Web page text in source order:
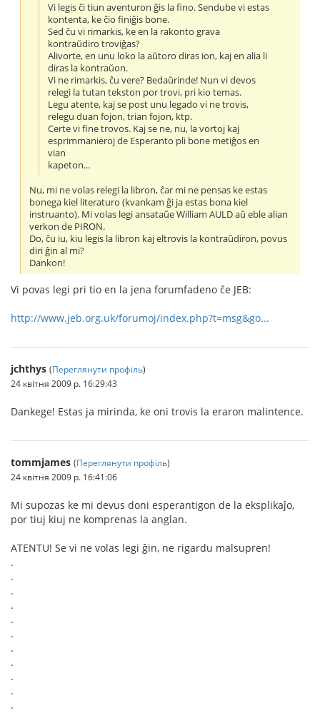
Vi legis ĉi tiun aventuron ĝis la fino. Sendube vi estas
kontenta, ke ĉio finiĝis bone.
Sed ĉu vi rimarkis, ke en la rakonto grava
kontraŭdiro troviĝas?
Alivorte, en unu loko la aŭtoro diras ion, kaj en alia li
diras la kontraŭon.
Vi ne rimarkis, ĉu vere? Bedaŭrinde! Nun vi devos
relegi la tutan tekston por trovi, pri kio temas.
Legu atente, kaj se post unu legado vi ne trovis,
relegu duan fojon, trian fojon, ktp.
Certe vi fine trovos. Kaj se ne, nu, la vortoj kaj
esprimmanieroj de Esperanto pli bone metiĝos en
vian
kapeton...
Nu, mi ne volas relegi la libron, ĉar mi ne pensas ke estas
bonega kiel literaturo (kvankam ĝi ja estas bona kiel
instruanto). Mi volas legi ansataŭe William AULD aŭ eble alian
verkon de PIRON.
Do, ĉu iu, kiu legis la libron kaj eltrovis la kontraŭdiron, povus
diri ĝin al mi?
Dankon!
Vi povas legi pri tio en la jena forumfadeno ĉe JEB:
http://www.jeb.org.uk/forumoj/index.php?t=msg&go...
jchthys (Переглянути профіль)
24 квітня 2009 р. 16:29:43
Dankege! Estas ja mirinda, ke oni trovis la eraron malintence.
tommjames (Переглянути профіль)
24 квітня 2009 р. 16:41:06
Mi supozas ke mi devus doni esperantigon de la eksplikaĵo,
por tiuj kiuj ne komprenas la anglan.
ATENTU! Se vi ne volas legi ĝin, ne rigardu malsupren!
.
.
.
.
.
.
.
.
.
.
.